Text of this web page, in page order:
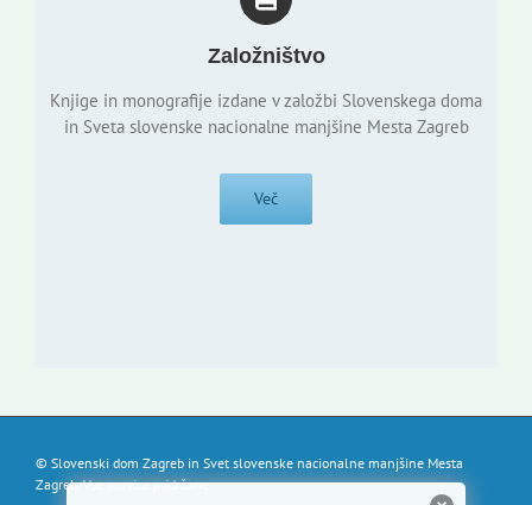
Založništvo
Knjige in monografije izdane v založbi Slovenskega doma
in Sveta slovenske nacionalne manjšine Mesta Zagreb
Več
© Slovenski dom Zagreb in Svet slovenske nacionalne manjšine Mesta
Zagreb. Vse pravice pridržane.